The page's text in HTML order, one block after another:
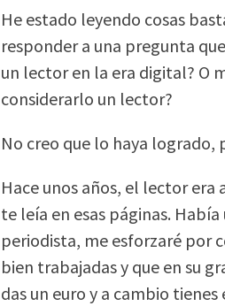
He estado leyendo cosas
responder a una pregunta
un lector en la era digital? O
considerarlo un lector?
No creo que lo haya
Hace unos años, el lector
te leía en esas páginas.
periodista, me esforzaré por
bien trabajadas y que en su
das un euro y a cambio